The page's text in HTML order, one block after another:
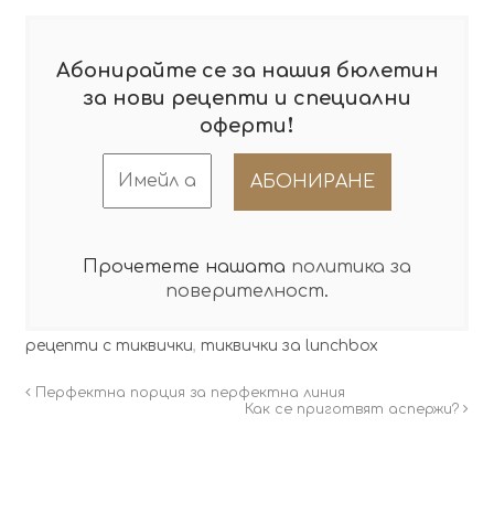
Абонирайте се за нашия бюлетин
за нови рецепти и специални
оферти !
Прочетете нашата политика за
поверителност.
рецепти с тиквички, тиквички за lunchbox
Перфектна порция за перфектна линия
Как се приготвят аспержи?